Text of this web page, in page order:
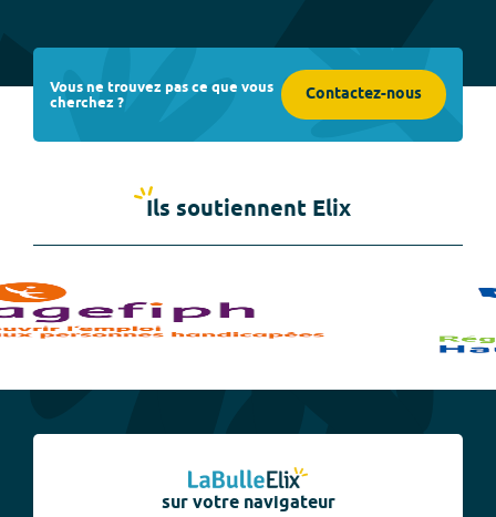
Vous ne trouvez pas ce que vous
cherchez ? Contactez-nous
Ils soutiennent Elix
sur votre navigateur